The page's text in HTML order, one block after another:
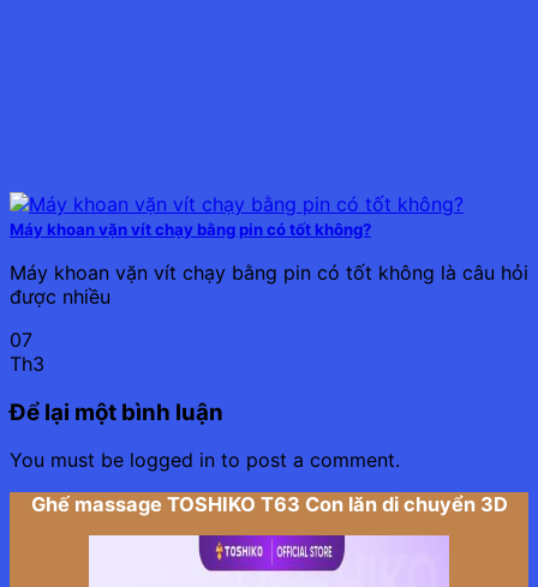
Máy khoan vặn vít chạy bằng pin có tốt không?
Máy khoan vặn vít chạy bằng pin có tốt không là câu hỏi
được nhiều
07
Th3
Để lại một bình luận
You must be logged in to post a comment.
Ghế massage TOSHIKO T63 Con lăn di chuyển 3D